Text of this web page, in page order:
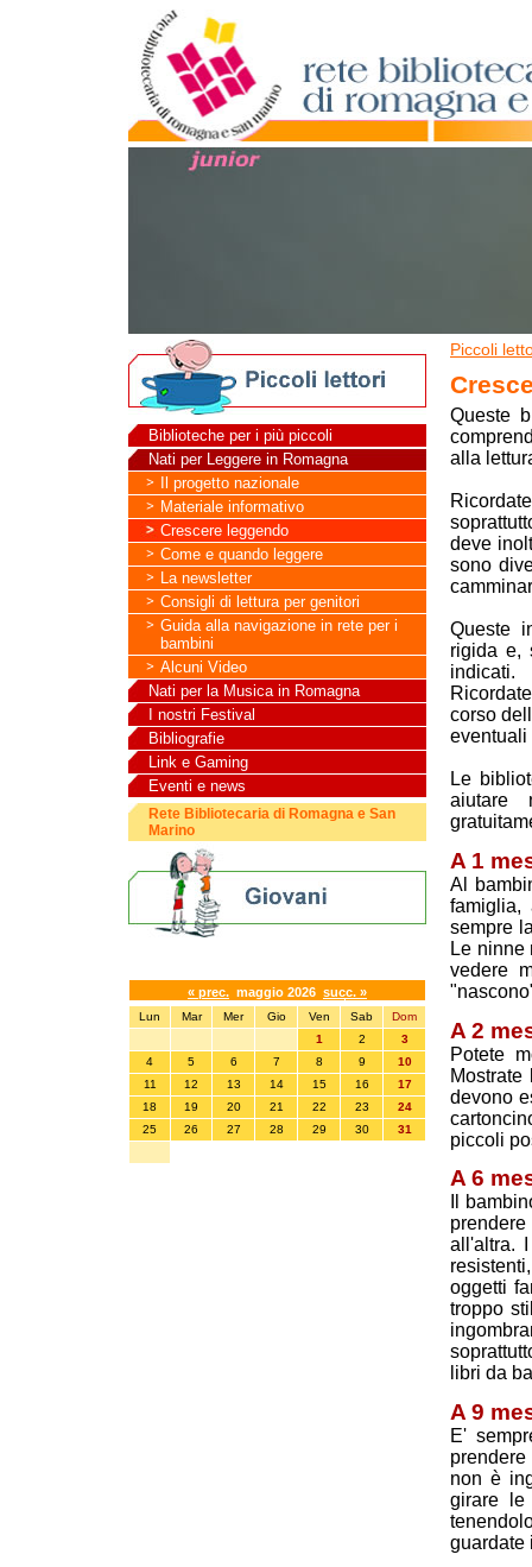
Piccoli
Queste
alla
deve
sono
Queste
rigida e,
indicati.
corso
eventuali
Le
aiutare
A 1
Al
famiglia,
sempre
Le ninne
vedere
A 2
Potete
devono
piccoli
A 6
Il
all'altra.
oggetti
troppo
libri da
A 9
E'
non è
girare
guardate
Biblioteche per i più piccoli
Nati per Leggere in Romagna
Il progetto nazionale
Materiale informativo
Crescere leggendo
Come e quando leggere
La newsletter
Consigli di lettura per genitori
Guida alla navigazione in rete per i
bambini
Alcuni Video
Nati per la Musica in Romagna
I nostri Festival
Bibliografie
Link e Gaming
Eventi e news
Rete Bibliotecaria di Romagna e San
Marino
« prec. maggio 2026 succ. »
Lun Mar Mer Gio Ven Sab
Dom
1
2
3
4
5 6 7 8 9
10
11
12 13 14 15 16
17
18
19 20 21 22 23
24
25
26 27 28 29 30 31